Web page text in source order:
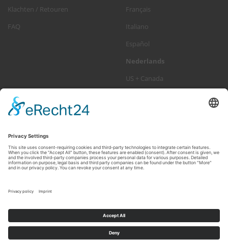
Klachten / Retouren
FAQ
Français
Italiano
Español
Nederlands
US + Canada
NIEUWSBRIEF ABONNEREN
Op elk moment uitschrijven >
ENJOY YOUR RIDE!
© Mike Jucker (Deutschland) GmbH · Königstrasse 19b · D-53773